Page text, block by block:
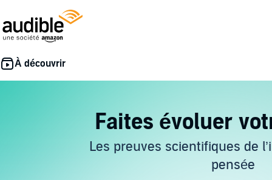
Faites évoluer
Les preuves scientifiques de
pensée